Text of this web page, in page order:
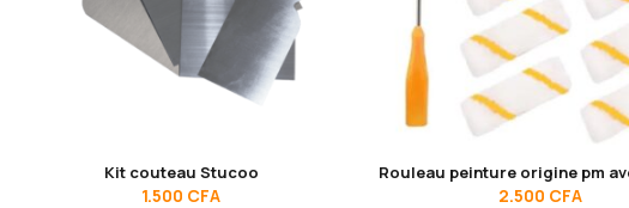
Kit couteau Stucoo
1.500 CFA 2.500 CFA